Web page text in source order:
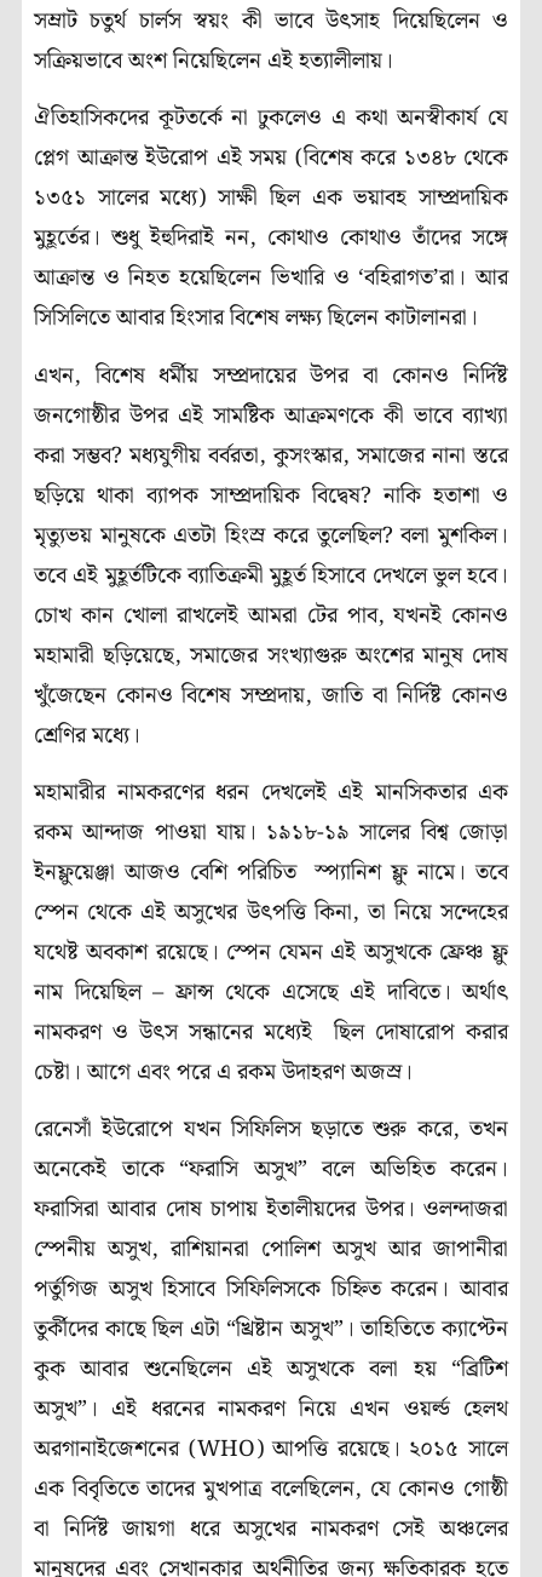
সম্রাট চতুর্থ চার্লস স্বয়ং কী ভাবে উৎসাহ দিয়েছিলেন ও
সক্রিয়ভাবে অংশ নিয়েছিলেন এই হত্যালীলায়।
ঐতিহাসিকদের কূটতর্কে না ঢুকলেও এ কথা অনস্বীকার্য যে
প্লেগ আক্রান্ত ইউরোপ এই সময় (বিশেষ করে ১৩৪৮ থেকে
১৩৫১ সালের মধ্যে) সাক্ষী ছিল এক ভয়াবহ সাম্প্রদায়িক
মুহূর্তের। শুধু ইহুদিরাই নন, কোথাও কোথাও তাঁদের সঙ্গে
আক্রান্ত ও নিহত হয়েছিলেন ভিখারি ও ‘বহিরাগত’রা। আর
সিসিলিতে আবার হিংসার বিশেষ লক্ষ্য ছিলেন কাটালানরা।
এখন, বিশেষ ধর্মীয় সম্প্রদায়ের উপর বা কোনও নির্দিষ্ট
জনগোষ্ঠীর উপর এই সামষ্টিক আক্রমণকে কী ভাবে ব্যাখ্যা
করা সম্ভব? মধ্যযুগীয় বর্বরতা, কুসংস্কার, সমাজের নানা স্তরে
ছড়িয়ে থাকা ব্যাপক সাম্প্রদায়িক বিদ্বেষ? নাকি হতাশা ও
মৃত্যুভয় মানুষকে এতটা হিংস্র করে তুলেছিল? বলা মুশকিল।
তবে এই মুহূর্তটিকে ব্যাতিক্রমী মুহূর্ত হিসাবে দেখলে ভুল হবে।
চোখ কান খোলা রাখলেই আমরা টের পাব, যখনই কোনও
মহামারী ছড়িয়েছে, সমাজের সংখ্যাগুরু অংশের মানুষ দোষ
খুঁজেছেন কোনও বিশেষ সম্প্রদায়, জাতি বা নির্দিষ্ট কোনও
শ্রেণির মধ্যে।
মহামারীর নামকরণের ধরন দেখলেই এই মানসিকতার এক
রকম আন্দাজ পাওয়া যায়। ১৯১৮-১৯ সালের বিশ্ব জোড়া
ইনফ্লুয়েঞ্জা আজও বেশি পরিচিত স্প্যানিশ ফ্লু নামে। তবে
স্পেন থেকে এই অসুখের উৎপত্তি কিনা, তা নিয়ে সন্দেহের
যথেষ্ট অবকাশ রয়েছে। স্পেন যেমন এই অসুখকে ফ্রেঞ্চ ফ্লু
নাম দিয়েছিল – ফ্রান্স থেকে এসেছে এই দাবিতে। অর্থাৎ
নামকরণ ও উৎস সন্ধানের মধ্যেই ছিল দোষারোপ করার
চেষ্টা। আগে এবং পরে এ রকম উদাহরণ অজস্র।
রেনেসাঁ ইউরোপে যখন সিফিলিস ছড়াতে শুরু করে, তখন
অনেকেই তাকে “ফরাসি অসুখ” বলে অভিহিত করেন।
ফরাসিরা আবার দোষ চাপায় ইতালীয়দের উপর। ওলন্দাজরা
স্পেনীয় অসুখ, রাশিয়ানরা পোলিশ অসুখ আর জাপানীরা
পর্তুগিজ অসুখ হিসাবে সিফিলিসকে চিহ্নিত করেন। আবার
তুর্কীদের কাছে ছিল এটা “খ্রিষ্টান অসুখ”। তাহিতিতে ক্যাপ্টেন
কুক আবার শুনেছিলেন এই অসুখকে বলা হয় “ব্রিটিশ
অসুখ”। এই ধরনের নামকরণ নিয়ে এখন ওয়র্ল্ড হেলথ
অরগানাইজেশনের (WHO) আপত্তি রয়েছে। ২০১৫ সালে
এক বিবৃতিতে তাদের মুখপাত্র বলেছিলেন, যে কোনও গোষ্ঠী
বা নির্দিষ্ট জায়গা ধরে অসুখের নামকরণ সেই অঞ্চলের
মানুষদের এবং সেখানকার অর্থনীতির জন্য ক্ষতিকারক হতে